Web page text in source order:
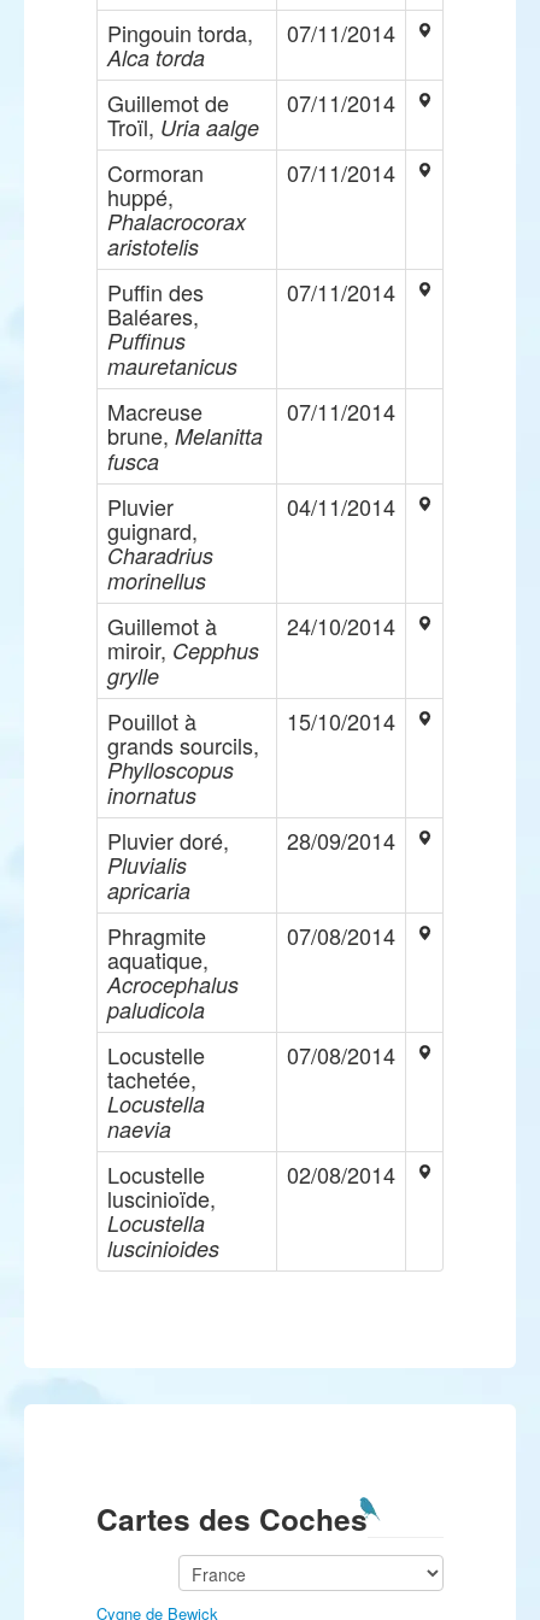
Pingouin torda,
Alca torda
07/11/2014
Guillemot de
Troïl, Uria aalge
07/11/2014
Cormoran
huppé,
Phalacrocorax
aristotelis
07/11/2014
Puffin des
Baléares,
Puffinus
mauretanicus
07/11/2014
Macreuse
brune, Melanitta
fusca
07/11/2014
Pluvier
guignard,
Charadrius
morinellus
04/11/2014
Guillemot à
miroir, Cepphus
grylle
24/10/2014
Pouillot à
grands sourcils,
Phylloscopus
inornatus
15/10/2014
Pluvier doré,
Pluvialis
apricaria
28/09/2014
Phragmite
aquatique,
Acrocephalus
paludicola
07/08/2014
Locustelle
tachetée,
Locustella
naevia
07/08/2014
Locustelle
luscinioïde,
Locustella
luscinioides
02/08/2014
Cartes des Coches
Cygne de Bewick